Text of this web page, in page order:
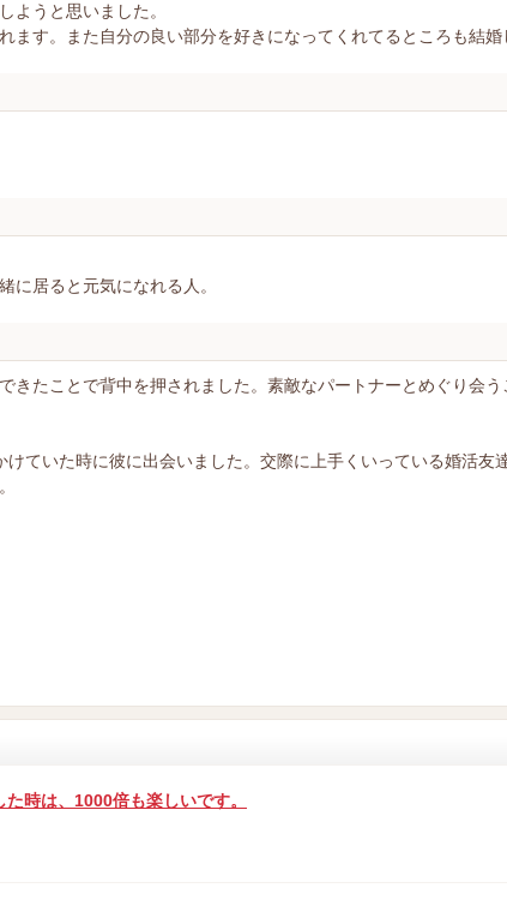
ようと思いました。
す。また自分の良い部分を好きになってくれてるところも結婚
に居ると元気になれる人。
たことで背中を押されました。素敵なパートナーとめぐり会う
ていた時に彼に出会いました。交際に上手くいっている婚活友
時は、1000倍も楽しいです。